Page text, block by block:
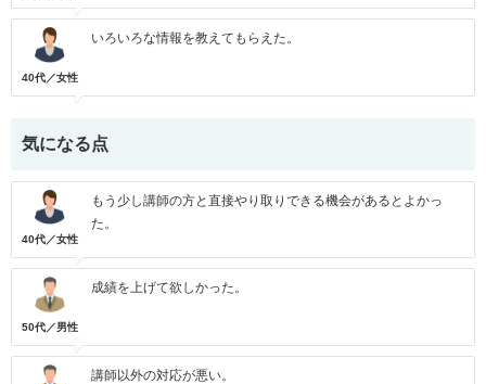
40代／女性
いろいろな情報を教えてもらえた。
気になる点
40代／女性
もう少し講師の方と直接やり取りできる機会があるとよかっ
た。
50代／男性
成績を上げて欲しかった。
講師以外の対応が悪い。